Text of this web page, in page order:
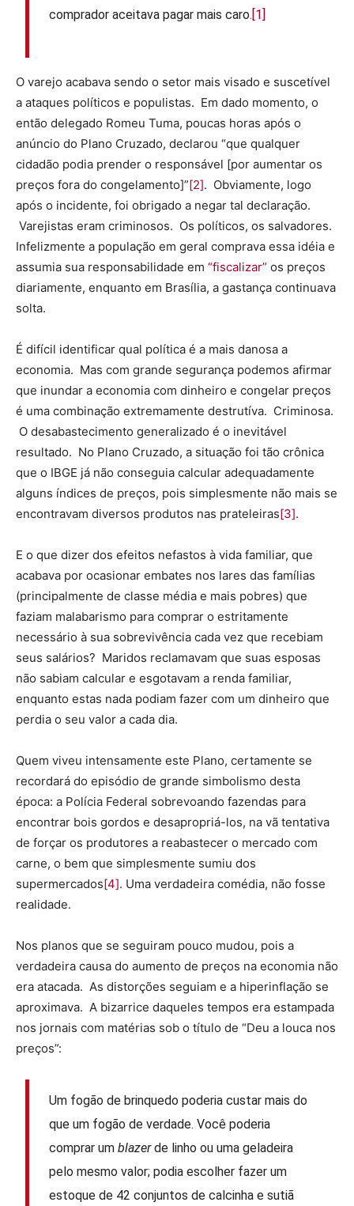
comprador aceitava pagar mais caro. [1]
O varejo acabava sendo o setor mais visado e suscetível
a ataques políticos e populistas. Em dado momento, o
então delegado Romeu Tuma, poucas horas após o
anúncio do Plano Cruzado, declarou “que qualquer
cidadão podia prender o responsável [por aumentar os
preços fora do congelamento]”[2]. Obviamente, logo
após o incidente, foi obrigado a negar tal declaração.
Varejistas eram criminosos. Os políticos, os salvadores.
Infelizmente a população em geral comprava essa idéia e
assumia sua responsabilidade em “fiscalizar” os preços
diariamente, enquanto em Brasília, a gastança continuava
solta.
É difícil identificar qual política é a mais danosa a
economia. Mas com grande segurança podemos afirmar
que inundar a economia com dinheiro e congelar preços
é uma combinação extremamente destrutíva. Criminosa.
O desabastecimento generalizado é o inevitável
resultado. No Plano Cruzado, a situação foi tão crônica
que o IBGE já não conseguia calcular adequadamente
alguns índices de preços, pois simplesmente não mais se
encontravam diversos produtos nas prateleiras[3].
E o que dizer dos efeitos nefastos à vida familiar, que
acabava por ocasionar embates nos lares das famílias
(principalmente de classe média e mais pobres) que
faziam malabarismo para comprar o estritamente
necessário à sua sobrevivência cada vez que recebiam
seus salários? Maridos reclamavam que suas esposas
não sabiam calcular e esgotavam a renda familiar,
enquanto estas nada podiam fazer com um dinheiro que
perdia o seu valor a cada dia.
Quem viveu intensamente este Plano, certamente se
recordará do episódio de grande simbolismo desta
época: a Polícia Federal sobrevoando fazendas para
encontrar bois gordos e desapropriá-los, na vã tentativa
de forçar os produtores a reabastecer o mercado com
carne, o bem que simplesmente sumiu dos
supermercados[4]. Uma verdadeira comédia, não fosse
realidade.
Nos planos que se seguiram pouco mudou, pois a
verdadeira causa do aumento de preços na economia não
era atacada. As distorções seguiam e a hiperinflação se
aproximava. A bizarrice daqueles tempos era estampada
nos jornais com matérias sob o título de “Deu a louca nos
preços”:
Um fogão de brinquedo poderia custar mais do
que um fogão de verdade. Você poderia
comprar umblazerde linho ou uma geladeira
pelo mesmo valor; podia escolher fazer um
estoque de 42 conjuntos de calcinha e sutiã